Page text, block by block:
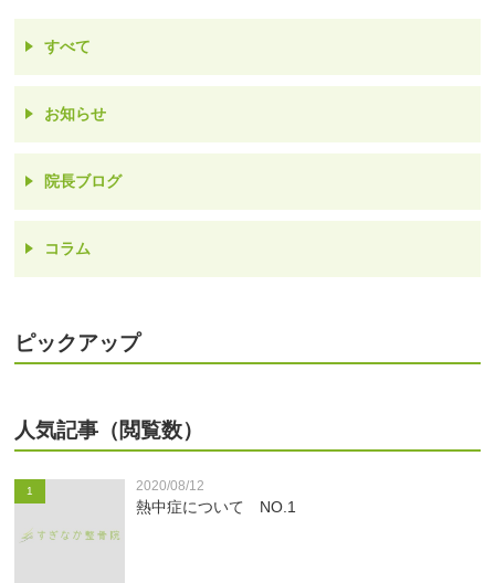
すべて
お知らせ
院長ブログ
コラム
ピックアップ
人気記事（閲覧数）
1 2020/08/12
熱中症について NO.1